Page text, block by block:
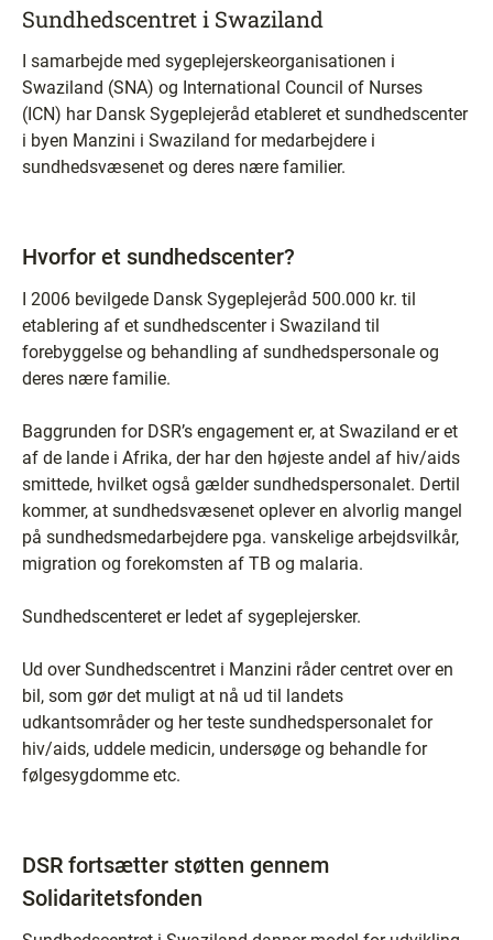
Sundhedscentret i Swaziland
I samarbejde med sygeplejerskeorganisationen i
Swaziland (SNA) og International Council of Nurses
(ICN) har Dansk Sygeplejeråd etableret et sundhedscenter
i byen Manzini i Swaziland for medarbejdere i
sundhedsvæsenet og deres nære familier.
Hvorfor et sundhedscenter?
I 2006 bevilgede Dansk Sygeplejeråd 500.000 kr. til
etablering af et sundhedscenter i Swaziland til
forebyggelse og behandling af sundhedspersonale og
deres nære familie.
Baggrunden for DSR’s engagement er, at Swaziland er et
af de lande i Afrika, der har den højeste andel af hiv/aids
smittede, hvilket også gælder sundhedspersonalet. Dertil
kommer, at sundhedsvæsenet oplever en alvorlig mangel
på sundhedsmedarbejdere pga. vanskelige arbejdsvilkår,
migration og forekomsten af TB og malaria.
Sundhedscenteret er ledet af sygeplejersker.
Ud over Sundhedscentret i Manzini råder centret over en
bil, som gør det muligt at nå ud til landets
udkantsområder og her teste sundhedspersonalet for
hiv/aids, uddele medicin, undersøge og behandle for
følgesygdomme etc.
DSR fortsætter støtten gennem
Solidaritetsfonden